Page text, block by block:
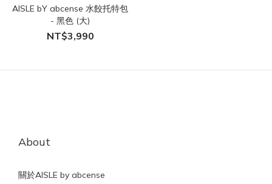
AISLE bY abcense 水餃托特包
- 黑色 (大)
NT$3,990
About
關於AISLE by abcense